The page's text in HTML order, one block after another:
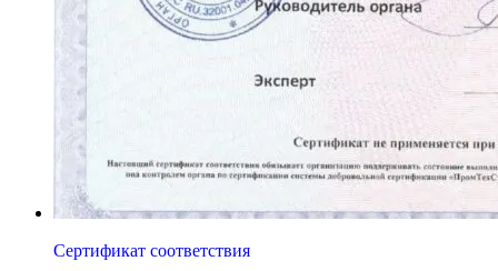
Сертификат соответствия